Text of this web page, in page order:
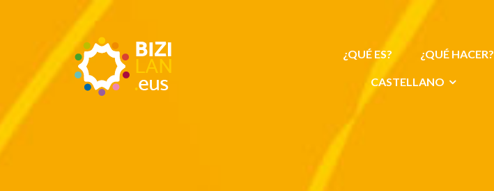
¿QUÉ ES? ¿QUÉ HACER?
CASTELLANO